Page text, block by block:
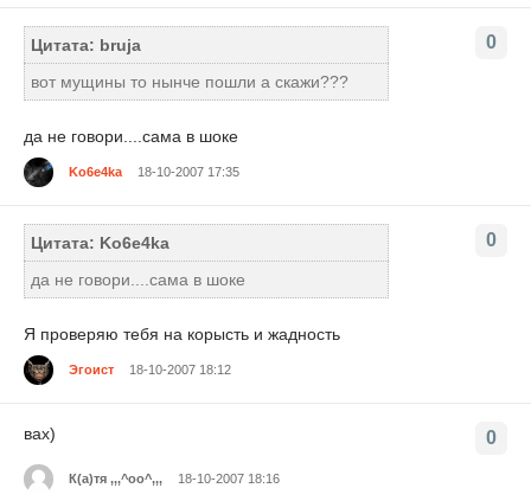
0
Цитата: bruja
вот мущины то нынче пошли а скажи???
да не говори....сама в шоке
Ko6e4ka 18-10-2007 17:35
0
Цитата: Ko6e4ka
да не говори....сама в шоке
Я проверяю тебя на корысть и жадность
Эгоист 18-10-2007 18:12
0
вах)
К(а)тя ,,,^oo^,,, 18-10-2007 18:16